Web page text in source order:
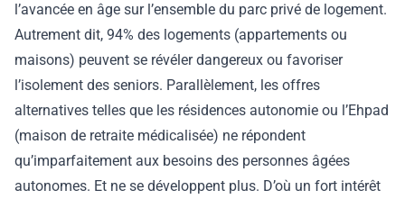
l’avancée en âge sur l’ensemble du parc privé de logement.
Autrement dit, 94% des logements (appartements ou
maisons) peuvent se révéler dangereux ou favoriser
l’isolement des seniors. Parallèlement, les offres
alternatives telles que les résidences autonomie ou l’Ehpad
(maison de retraite médicalisée) ne répondent
qu’imparfaitement aux besoins des personnes âgées
autonomes. Et ne se développent plus. D’où un fort intérêt